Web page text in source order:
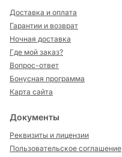
Доставка и оплата
Гарантии и возврат
Ночная доставка
Где мой заказ?
Вопрос-ответ
Бонусная программа
Карта сайта
Документы
Реквизиты и лицензии
Пользовательское соглашение